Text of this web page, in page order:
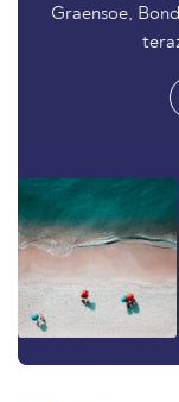
Graensoe,